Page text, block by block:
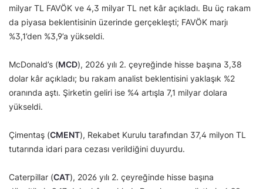
milyar TL FAVÖK ve 4,3 milyar TL net kâr açıkladı. Bu üç rakam
da piyasa beklentisinin üzerinde gerçekleşti; FAVÖK marjı
%3,1’den %3,9’a yükseldi.
McDonald’s (MCD), 2026 yılı 2. çeyreğinde hisse başına 3,38
dolar kâr açıkladı; bu rakam analist beklentisini yaklaşık %2
oranında aştı. Şirketin geliri ise %4 artışla 7,1 milyar dolara
yükseldi.
Çimentaş (CMENT), Rekabet Kurulu tarafından 37,4 milyon TL
tutarında idari para cezası verildiğini duyurdu.
Caterpillar (CAT), 2026 yılı 2. çeyreğinde hisse başına